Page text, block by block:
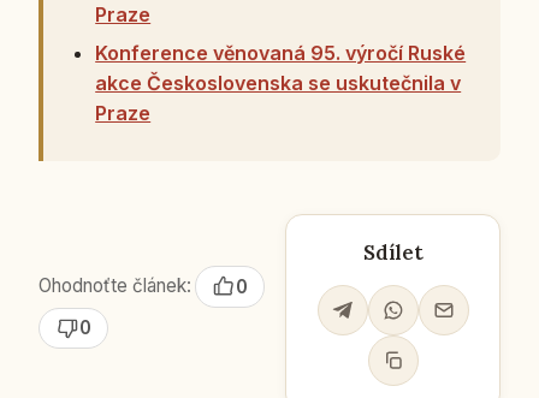
Praze
Konference věnovaná 95. výročí Ruské
akce Československa se uskutečnila v
Praze
Ohodnoťte článek:
0
0
Sdílet